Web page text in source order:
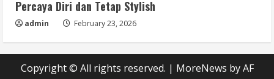
Percaya Diri dan Tetap Stylish
admin February 23, 2026
Copyright © All rights reserved. | MoreNews by AF